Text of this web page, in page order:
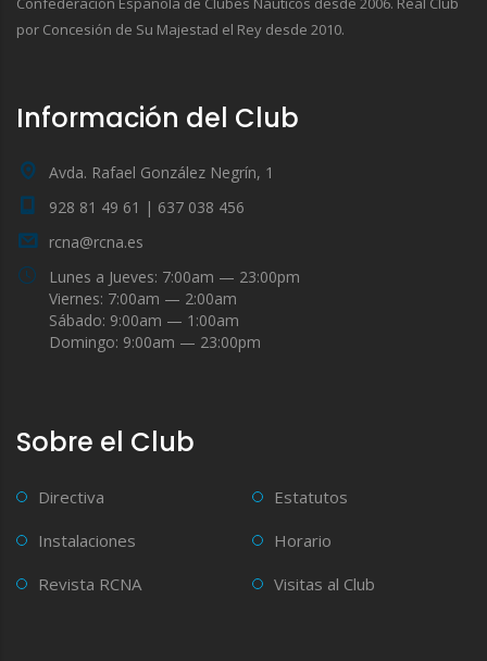
por Concesión de Su Majestad el Rey desde 2010.
Información del Club
Avda. Rafael González Negrín, 1
928 81 49 61 | 637 038 456
rcna@rcna.es
Lunes a Jueves: 7:00am — 23:00pm
Viernes: 7:00am — 2:00am
Sábado: 9:00am — 1:00am
Domingo: 9:00am — 23:00pm
Sobre el Club
Directiva
Estatutos
Instalaciones
Horario
Revista RCNA
Visitas al Club